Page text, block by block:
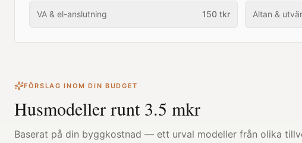
VA & el-anslutning 150 tkr Altan &
FÖRSLAG INOM DIN BUDGET
Husmodeller runt 3.5 mkr
Baserat på din byggkostnad — ett urval modeller från olika